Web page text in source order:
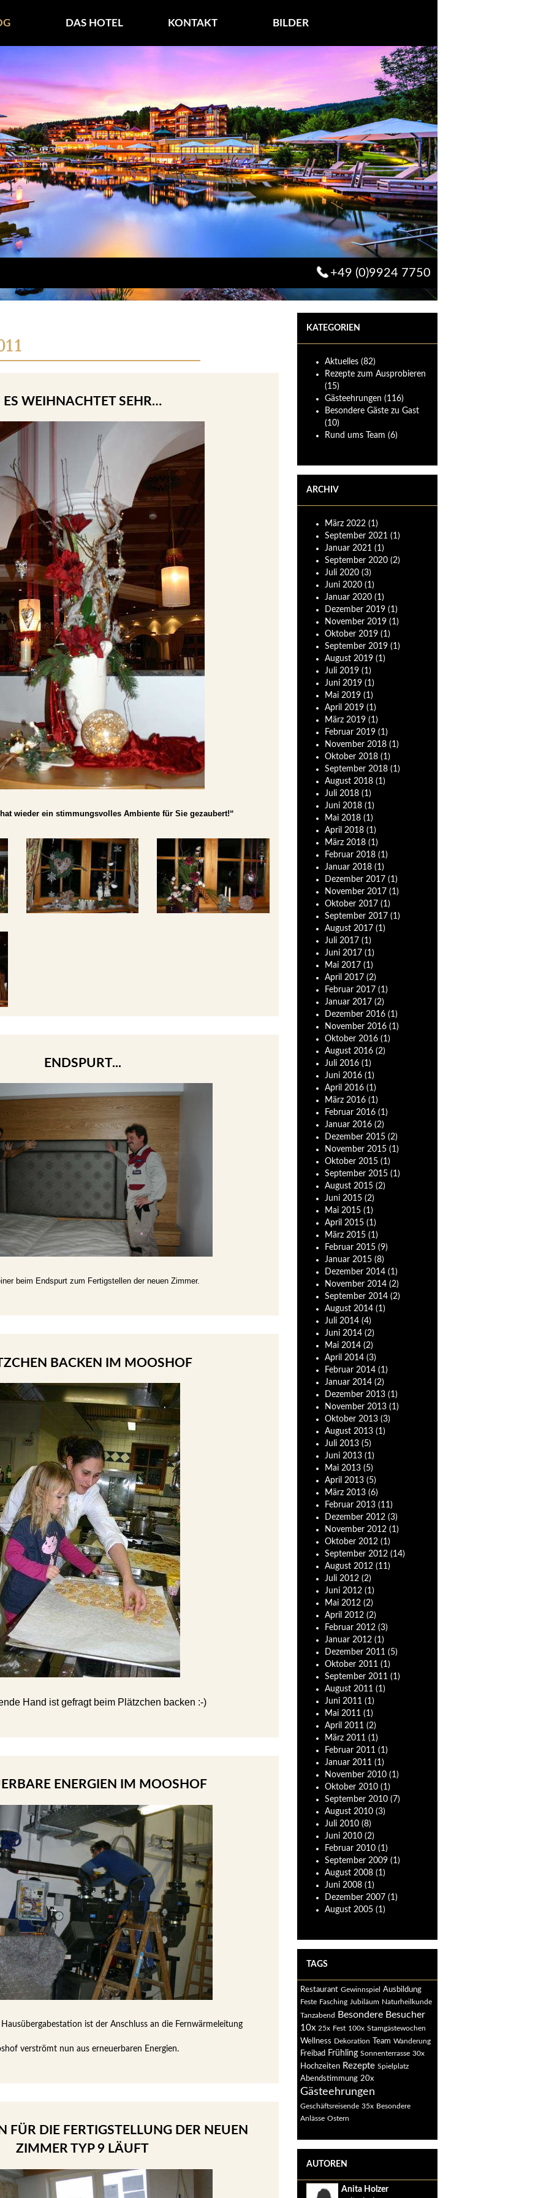
+49 (0)9924 7750
– BLOG
DAS HOTEL KONTAKT BILDER
ES WEIHNACHTET SEHR…
wieder ein stimmungsvolles Ambiente für Sie gezaubert!“
ENDSPURT...
beim Endspurt zum Fertigstellen der neuen Zimmer.
BACKEN IM MOOSHOF
Hand ist gefragt beim Plätzchen backen :-)
ENERGIEN IM MOOSHOF
ist der Anschluss an die Fernwärmeleitung
verströmt nun aus erneuerbaren Energien.
FÜR DIE FERTIGSTELLUNG DER NEUEN
ZIMMER TYP 9 LÄUFT
KATEGORIEN
Aktuelles (82)
Rezepte zum Ausprobieren
(15)
Gästeehrungen (116)
Besondere Gäste zu Gast
(10)
Rund ums Team (6)
ARCHIV
März 2022 (1)
September 2021 (1)
Januar 2021 (1)
September 2020 (2)
Juli 2020 (3)
Juni 2020 (1)
Januar 2020 (1)
Dezember 2019 (1)
November 2019 (1)
Oktober 2019 (1)
September 2019 (1)
August 2019 (1)
Juli 2019 (1)
Juni 2019 (1)
Mai 2019 (1)
April 2019 (1)
März 2019 (1)
Februar 2019 (1)
November 2018 (1)
Oktober 2018 (1)
September 2018 (1)
August 2018 (1)
Juli 2018 (1)
Juni 2018 (1)
Mai 2018 (1)
April 2018 (1)
März 2018 (1)
Februar 2018 (1)
Januar 2018 (1)
Dezember 2017 (1)
November 2017 (1)
Oktober 2017 (1)
September 2017 (1)
August 2017 (1)
Juli 2017 (1)
Juni 2017 (1)
Mai 2017 (1)
April 2017 (2)
Februar 2017 (1)
Januar 2017 (2)
Dezember 2016 (1)
November 2016 (1)
Oktober 2016 (1)
August 2016 (2)
Juli 2016 (1)
Juni 2016 (1)
April 2016 (1)
März 2016 (1)
Februar 2016 (1)
Januar 2016 (2)
Dezember 2015 (2)
November 2015 (1)
Oktober 2015 (1)
September 2015 (1)
August 2015 (2)
Juni 2015 (2)
Mai 2015 (1)
April 2015 (1)
März 2015 (1)
Februar 2015 (9)
Januar 2015 (8)
Dezember 2014 (1)
November 2014 (2)
September 2014 (2)
August 2014 (1)
Juli 2014 (4)
Juni 2014 (2)
Mai 2014 (2)
April 2014 (3)
Februar 2014 (1)
Januar 2014 (2)
Dezember 2013 (1)
November 2013 (1)
Oktober 2013 (3)
August 2013 (1)
Juli 2013 (5)
Juni 2013 (1)
Mai 2013 (5)
April 2013 (5)
März 2013 (6)
Februar 2013 (11)
Dezember 2012 (3)
November 2012 (1)
Oktober 2012 (1)
September 2012 (14)
August 2012 (11)
Juli 2012 (2)
Juni 2012 (1)
Mai 2012 (2)
April 2012 (2)
Februar 2012 (3)
Januar 2012 (1)
Dezember 2011 (5)
Oktober 2011 (1)
September 2011 (1)
August 2011 (1)
Juni 2011 (1)
Mai 2011 (1)
April 2011 (2)
März 2011 (1)
Februar 2011 (1)
Januar 2011 (1)
November 2010 (1)
Oktober 2010 (1)
September 2010 (7)
August 2010 (3)
Juli 2010 (8)
Juni 2010 (2)
Februar 2010 (1)
September 2009 (1)
August 2008 (1)
Juni 2008 (1)
Dezember 2007 (1)
August 2005 (1)
TAGS
Restaurant Gewinnspiel Ausbildung
Feste Fasching Jubiläum Naturheilkunde
Tanzabend
Besondere Besucher
10x 25x Fest 100x Stamgästewochen
Wellness Dekoration Team Wanderung
Freibad Frühling Sonnenterrasse 30x
Hochzeiten Rezepte Spielplatz
Abendstimmung 20x
Gästeehrungen
Geschäftsreisende 35x Besondere
Anlässe Ostern
AUTOREN
Anita Holzer